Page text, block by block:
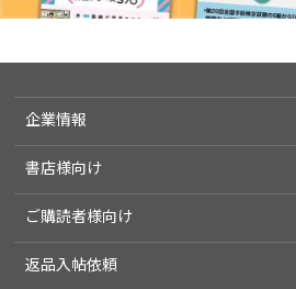
企業情報
書店様向け
ご購読者様向け
返品入帖依頼